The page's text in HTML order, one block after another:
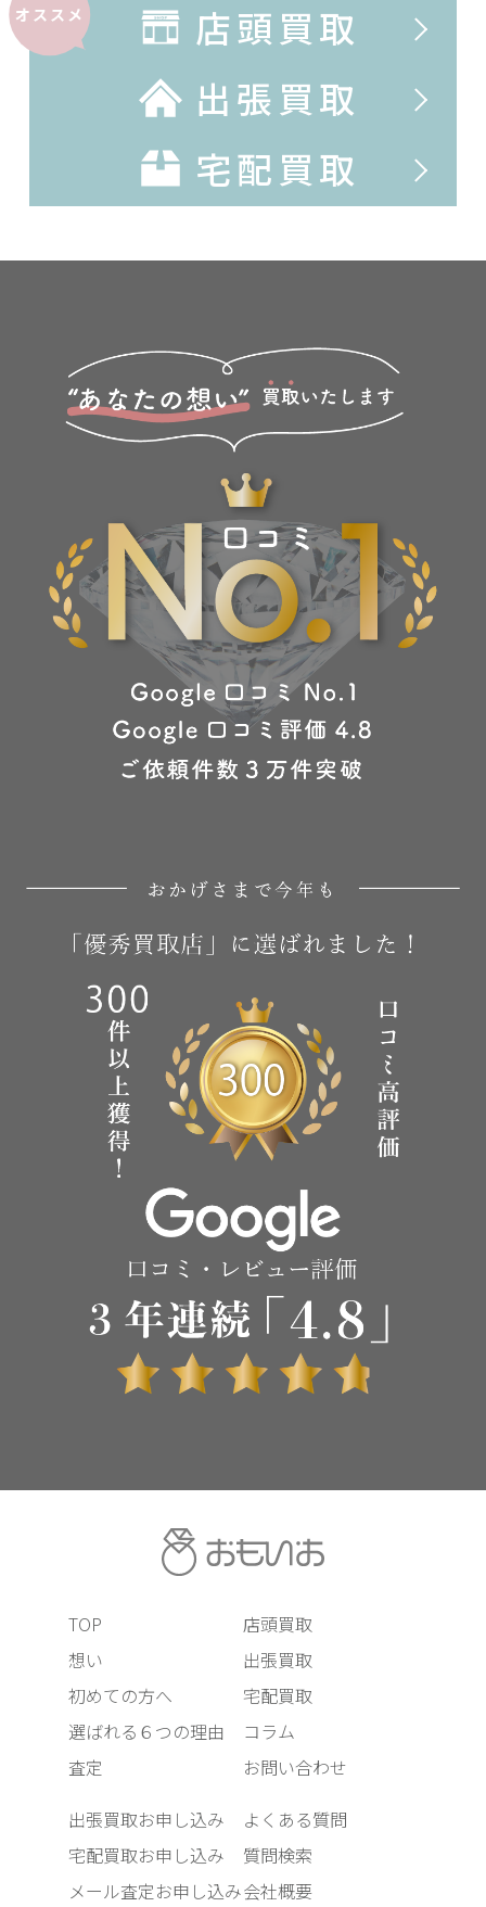
オススメ
店頭買取
出張買取
宅配買取
TOP
想い
初めての方へ
選ばれる６つの理由
査定
店頭買取
出張買取
宅配買取
コラム
お問い合わせ
出張買取お申し込み
宅配買取お申し込み
メール査定お申し込み
よくある質問
質問検索
会社概要